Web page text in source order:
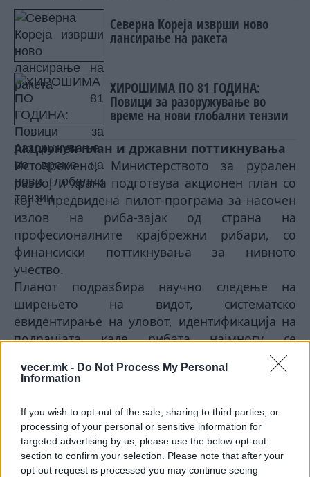
vecer.mk - Do Not Process My Personal
Information
If you wish to opt-out of the sale, sharing to third parties, or
processing of your personal or sensitive information for
targeted advertising by us, please use the below opt-out
section to confirm your selection. Please note that after your
opt-out request is processed you may continue seeing
Северна Кореја изврши ново
лансирање на ракета
ХИРОШИМА ПО 81 ГОДИНА:
Повици за разоружување во
време на нови глобални тензии
Акционен план и државни поттикнувања
Истовремено, Министерството за рурален
развој и храна подготвува акционен план со
кој е предвидена пилот-програма за насочен
излов на риба-зајак од страна на
професионалните крајбрежни рибари, со
финансиски поттикнувања за нивното
учество.
Планот подразбира научно следење на
ширењето на видот, систематско
евидентирање на уловот, идентификација на
подрачјата каде рибата најмногу се
концентрира, како и изработка на процедури
за безбедно управување со собраната
Во изработката на планот се користи и
искуството на Кипар, каде што веќе е
спроведена слична програма за контролиран
излов. Пилот-проектот ќе биде финансиран од